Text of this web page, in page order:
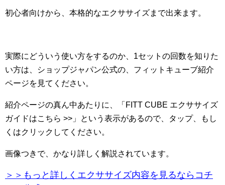
初心者向けから、本格的なエクササイズまで出来ます。
実際にどういう使い方をするのか、1セットの回数を知りた
い方は、ショップジャパン公式の、フィットキューブ紹介
ページを見てください。
紹介ページの真ん中あたりに、「FITT CUBE エクササイズ
ガイドはこちら >>」という表示があるので、タップ、もし
くはクリックしてください。
画像つきで、かなり詳しく解説されています。
＞＞もっと詳しくエクササイズ内容を見るならコチ